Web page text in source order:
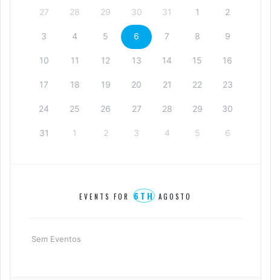
27 28 29 30 31 1 2
3 4 5 6 7 8 9
10 11 12 13 14 15 16
17 18 19 20 21 22 23
24 25 26 27 28 29 30
31 1 2 3 4 5 6
EVENTS FOR 6TH AGOSTO
Sem Eventos